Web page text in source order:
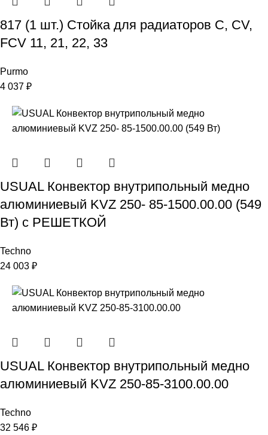
817 (1 шт.) Стойка для радиаторов C, CV,
FCV 11, 21, 22, 33
Purmo
4 037 ₽
USUAL Конвектор внутрипольный медно
алюминиевый KVZ 250- 85-1500.00.00 (549
Вт) с РЕШЕТКОЙ
Techno
24 003 ₽
USUAL Конвектор внутрипольный медно
алюминиевый KVZ 250-85-3100.00.00
Techno
32 546 ₽